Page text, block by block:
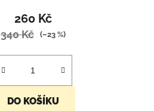
260 Kč
340 Kč (–23 %)
DO KOŠÍKU